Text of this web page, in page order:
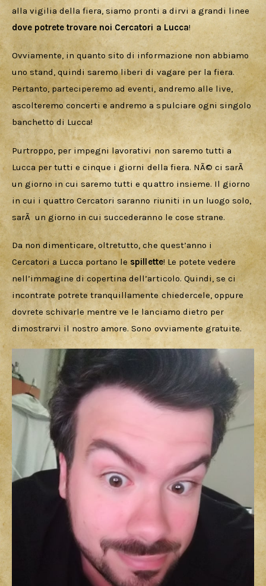
alla vigilia della fiera, siamo pronti a dirvi a grandi linee
dove potrete trovare noi Cercatori a Lucca!
Ovviamente, in quanto sito di informazione non abbiamo
uno stand, quindi saremo liberi di vagare per la fiera.
Pertanto, parteciperemo ad eventi, andremo alle live,
ascolteremo concerti e andremo a spulciare ogni singolo
banchetto di Lucca!
Purtroppo, per impegni lavorativi non saremo tutti a
Lucca per tutti e cinque i giorni della fiera. NÃ© ci sarÃ
un giorno in cui saremo tutti e quattro insieme. Il giorno
in cui i quattro Cercatori saranno riuniti in un luogo solo,
sarÃ  un giorno in cui succederanno le cose strane.
Da non dimenticare, oltretutto, che quest’anno i
Cercatori a Lucca portano le spillette! Le potete vedere
nell’immagine di copertina dell’articolo. Quindi, se ci
incontrate potrete tranquillamente chiedercele, oppure
dovrete schivarle mentre ve le lanciamo dietro per
dimostrarvi il nostro amore. Sono ovviamente gratuite.